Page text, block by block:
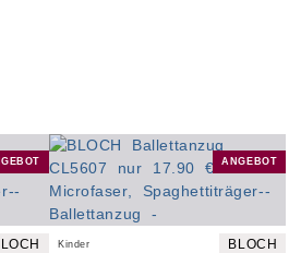
ANGEBOT
Kinder BLOCH